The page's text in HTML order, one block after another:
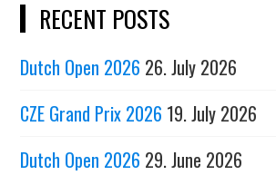
RECENT POSTS
Dutch Open 2026 26. July 2026
CZE Grand Prix 2026 19. July 2026
Dutch Open 2026 29. June 2026